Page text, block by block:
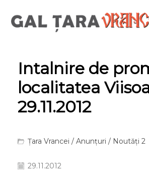
Intalnire de
localitatea
29.11.2012
Țara Vrancei / Anunțuri / Noutăți 2
29.11.2012